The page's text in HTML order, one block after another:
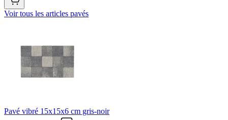
Voir tous les articles pavés
Pavé vibré 15x15x6 cm gris-noir